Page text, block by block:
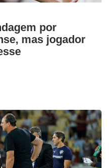
por
mas jogador